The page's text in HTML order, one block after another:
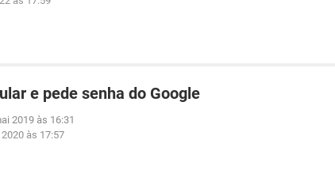
e pede senha do Google
2019 às 16:31
às 17:57